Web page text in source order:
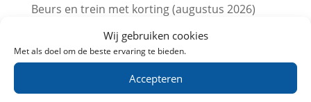
Wij gebruiken cookies
Met als doel om de beste ervaring te bieden.
Accepteren
Beurs en trein met korting (augustus 2026)
Leuk dagje uit met kinderen? Trein
aanbiedingen in Augustus 2026
Museum met korting (augustus 2026)
Steeds meer Nederlanders kiezen de trein voor